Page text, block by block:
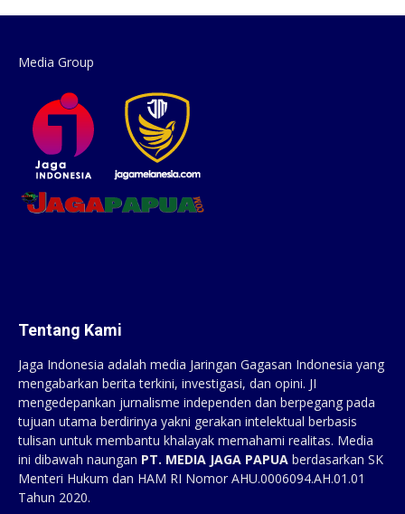
Media Group
Tentang Kami
Jaga Indonesia adalah media Jaringan Gagasan Indonesia yang
mengabarkan berita terkini, investigasi, dan opini. JI
mengedepankan jurnalisme independen dan berpegang pada
tujuan utama berdirinya yakni gerakan intelektual berbasis
tulisan untuk membantu khalayak memahami realitas. Media
ini dibawah naungan PT. MEDIA JAGA PAPUA berdasarkan SK
Menteri Hukum dan HAM RI Nomor AHU.0006094.AH.01.01
Tahun 2020.